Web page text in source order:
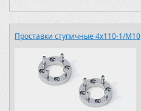
Проставки ступичные 4х110-1/M10